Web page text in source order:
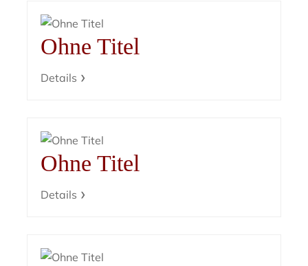
Ohne Titel
Details
Ohne Titel
Details